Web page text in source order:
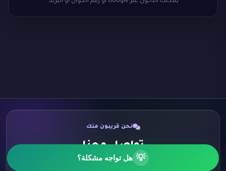
نحن قريبون منك
تواصل معنا
اختر الطريقة الأنسب لك وسنكون سعداء برسالتك.
💡 هل تواجه مشكلة؟